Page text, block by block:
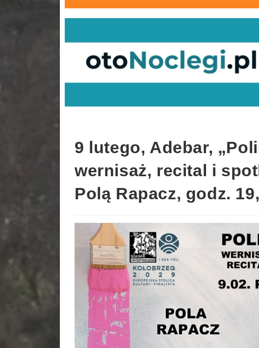
9 lutego, Adebar,
wernisaż, recital i
Polą Rapacz, godz.